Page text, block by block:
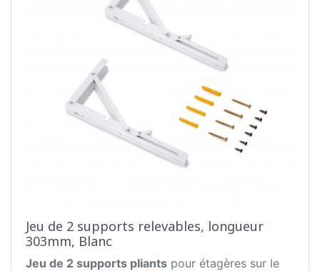
Jeu de 2 supports relevables, longueur
303mm, Blanc
Jeu de 2 supports pliants pour étagères sur le